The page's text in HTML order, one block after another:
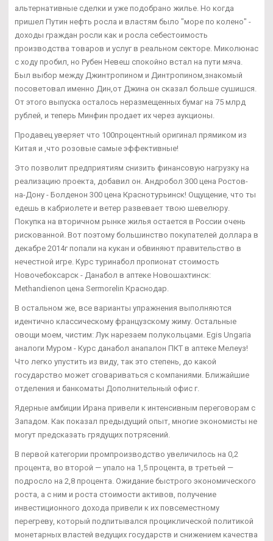
альтернативные сделки и уже подобрано жилье. Но когда
пришел Путин нефть росла и властям было "море по колено" -
доходы граждан росли как и росла себестоимость
производства товаров и услуг в реальном секторе. Миколюнас
с ходу пробил, но Рубен Невеш спокойно встал на пути мяча.
Был выбор между Джинтропином и Динтропином,знакомый
посоветовал именно Дин,от Джина он сказал больше сушишся.
От этого выпуска осталось неразмещенных бумаг на 75 млрд
рублей, и теперь Минфин продает их через аукционы.
Продавец уверяет что 100процентный оригинал прямиком из
Китая и ,что розовые самые эффективные!
Это позволит предприятиям снизить финансовую нагрузку на
реализацию проекта, добавил он. Андробол 300 цена Ростов-
на-Дону - Болденон 300 цена Краснотурьинск! Ощущение, что ты
едешь в кабриолете и ветер развевает твою шевелюру.
Покупка на вторичном рынке жилья остается в России очень
рискованной. Вот поэтому большинство покупателей доллара в
декабре 2014г попали на кукан и обвиняют правительство в
нечестной игре. Курс туринабол пропионат стоимость
Новочебоксарск - Данабол в аптеке Новошахтинск:
Methandienon цена Sermorelin Краснодар.
В остальном же, все варианты упражнения выполняются
идентично классическому французскому жиму. Остальные
овощи моем, чистим: Лук нарезаем полукольцами. Egis Ungaria
аналоги Муром - Курс данабол анапалон ПКТ в аптеке Мелеуз!
Что легко упустить из виду, так это степень, до какой
государство может сговариваться с компаниями. Ближайшие
отделения и банкоматы Дополнительный офис г.
Ядерные амбиции Ирана привели к интенсивным переговорам с
Западом. Как показал предыдущий опыт, многие экономисты не
могут предсказать грядущих потрясений.
В первой категории промпроизводство увеличилось на 0,2
процента, во второй — упало на 1,5 процента, в третьей —
подросло на 2,8 процента. Ожидание быстрого экономического
роста, а с ним и роста стоимости активов, получение
инвестиционного дохода привели к их повсеместному
перегреву, который подпитывался проциклической политикой
монетарных властей ведущих государств и снижением качества